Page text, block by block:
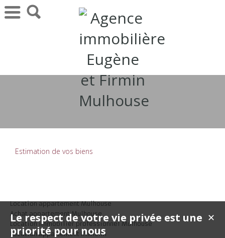
Estimation de vos biens
Location appartement Mulhouse
Achat appartement Mulhouse
Location immobilier professionnel Mulhouse
Location appartement Rixheim
✕
Le respect de votre vie privée est une
priorité pour nous